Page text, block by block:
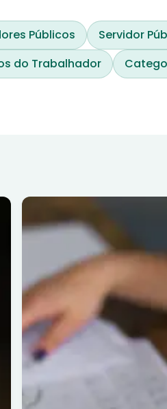
Públicos Servidor
do Trabalhador